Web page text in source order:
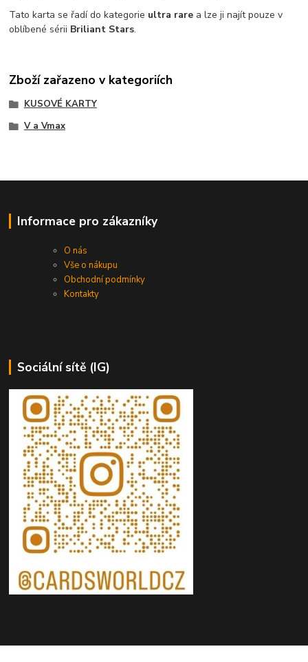
Tato karta se řadí do kategorie ultra rare a lze ji najít pouze v
oblíbené sérii Briliant Stars.
Zboží zařazeno v kategoriích
KUSOVÉ KARTY
V a Vmax
Informace pro zákazníky
O nás
Vše o nákupu
Obchodní podmínky
Kontakty
Sociální sítě (IG)